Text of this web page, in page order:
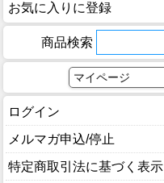
お気に入りに登録
商品検索
マイページ
ログイン
メルマガ申込/停止
特定商取引法に基づく表示